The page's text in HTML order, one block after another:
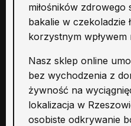
miłośników zdrowego
bakalie w czekoladzie
korzystnym wpływem
Nasz sklep online
bez wychodzenia z
żywność na
lokalizacja w
osobiste odkrywanie